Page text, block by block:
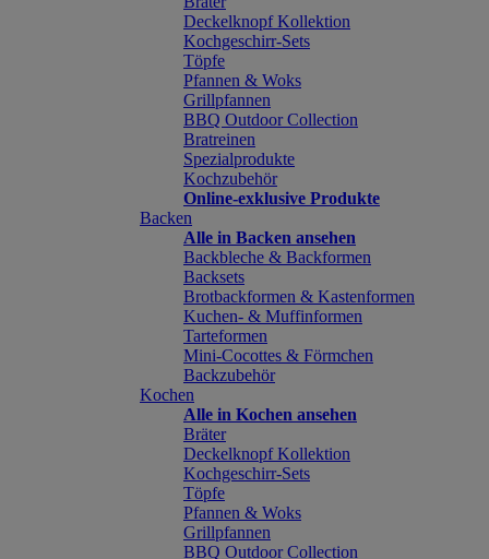
Deckelknopf Kollektion
Kochgeschirr-Sets
Töpfe
Pfannen & Woks
Grillpfannen
BBQ Outdoor Collection
Bratreinen
Spezialprodukte
Kochzubehör
Online-exklusive Produkte
Backen
Alle in Backen ansehen
Backbleche & Backformen
Backsets
Brotbackformen & Kastenformen
Kuchen- & Muffinformen
Tarteformen
Mini-Cocottes & Förmchen
Backzubehör
Kochen
Alle in Kochen ansehen
Bräter
Deckelknopf Kollektion
Kochgeschirr-Sets
Töpfe
Pfannen & Woks
Grillpfannen
BBQ Outdoor Collection